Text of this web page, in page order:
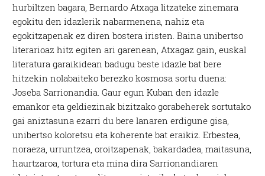
hurbiltzen bagara, Bernardo Atxaga litzateke zinemara
egokitu den idazlerik nabarmenena, nahiz eta
egokitzapenak ez diren bostera iristen. Baina unibertso
literarioaz hitz egiten ari garenean, Atxagaz gain, euskal
literatura garaikidean badugu beste idazle bat bere
hitzekin nolabaiteko berezko kosmosa sortu duena:
Joseba Sarrionandia. Gaur egun Kuban den idazle
emankor eta geldiezinak bizitzako gorabeherek sortutako
gai aniztasuna ezarri du bere lanaren erdigune gisa,
unibertso koloretsu eta koherente bat eraikiz. Erbestea,
noraeza, urruntzea, oroitzapenak, bakardadea, maitasuna,
haurtzaroa, tortura eta mina dira Sarrionandiaren